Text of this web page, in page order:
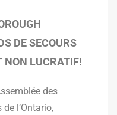
DE SECOURS
NON LUCRATIF!
des
l’Ontario,